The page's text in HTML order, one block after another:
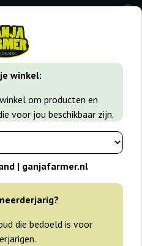
winkel:
om producten en
voor jou beschikbaar zijn.
| ganjafarmer.nl
die bedoeld is voor
0
Lemon Haze Super